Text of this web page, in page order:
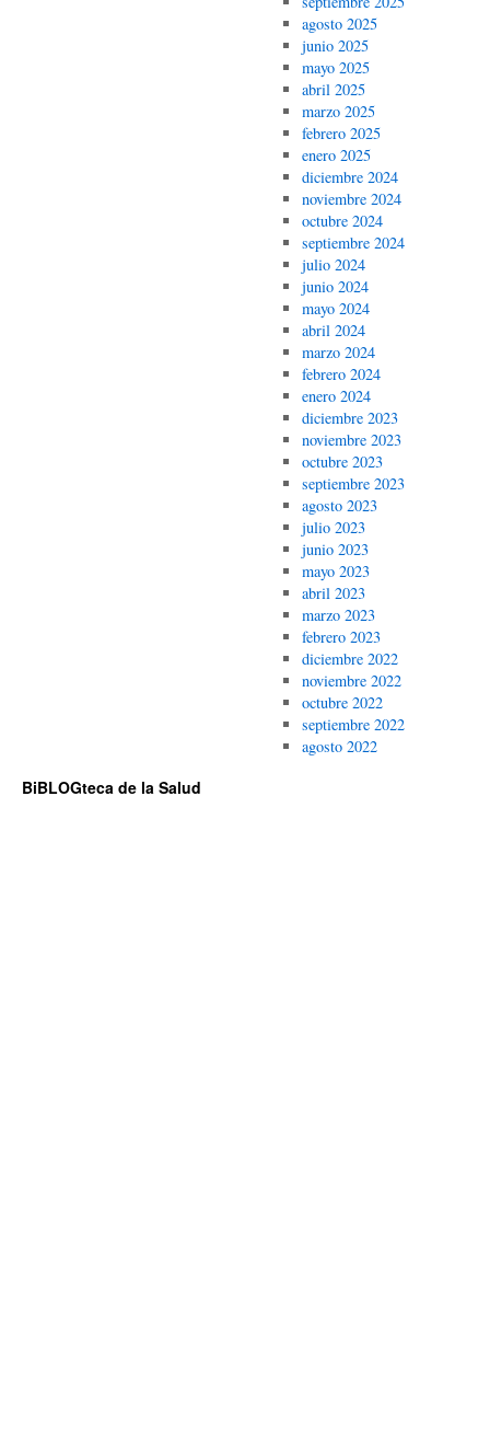
agosto 2025
junio 2025
mayo 2025
abril 2025
marzo 2025
febrero 2025
enero 2025
diciembre 2024
noviembre 2024
octubre 2024
septiembre 2024
julio 2024
junio 2024
mayo 2024
abril 2024
marzo 2024
febrero 2024
enero 2024
diciembre 2023
noviembre 2023
octubre 2023
septiembre 2023
agosto 2023
julio 2023
junio 2023
mayo 2023
abril 2023
marzo 2023
febrero 2023
diciembre 2022
noviembre 2022
octubre 2022
septiembre 2022
agosto 2022
BiBLOGteca de la Salud